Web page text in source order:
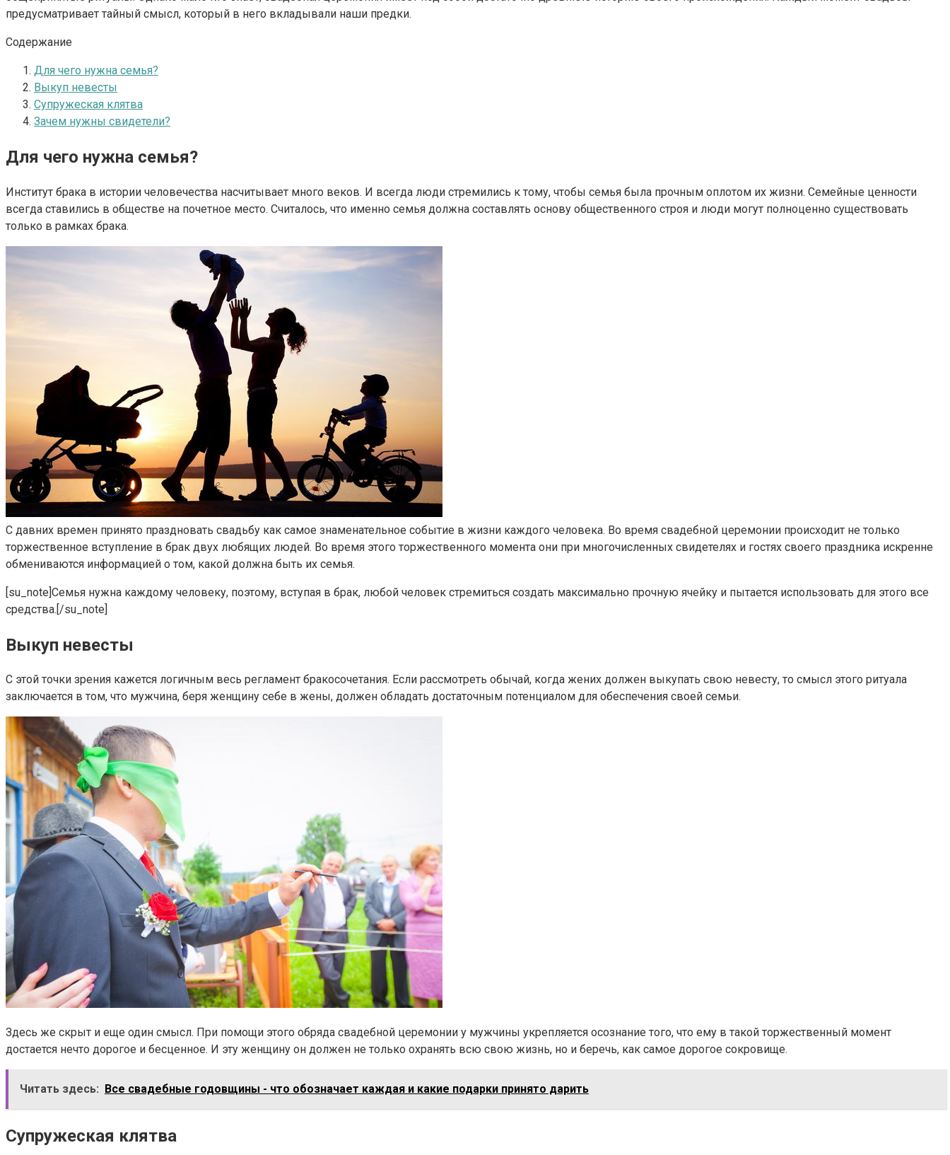
предусматривает тайный смысл, который в него вкладывали наши предки.
Содержание
Для чего нужна семья?
Выкуп невесты
Супружеская клятва
Зачем нужны свидетели?
Для чего нужна семья?
Институт брака в истории человечества насчитывает много веков. И всегда люди стремились к тому, чтобы семья была прочным оплотом их жизни. Семейные ценности
всегда ставились в обществе на почетное место. Считалось, что именно семья должна составлять основу общественного строя и люди могут полноценно существовать
только в рамках брака.
С давних времен принято праздновать свадьбу как самое знаменательное событие в жизни каждого человека. Во время свадебной церемонии происходит не только
торжественное вступление в брак двух любящих людей. Во время этого торжественного момента они при многочисленных свидетелях и гостях своего праздника искренне
обмениваются информацией о том, какой должна быть их семья.
[su_note]Семья нужна каждому человеку, поэтому, вступая в брак, любой человек стремиться создать максимально прочную ячейку и пытается использовать для этого все
средства.[/su_note]
Выкуп невесты
С этой точки зрения кажется логичным весь регламент бракосочетания. Если рассмотреть обычай, когда жених должен выкупать свою невесту, то смысл этого ритуала
заключается в том, что мужчина, беря женщину себе в жены, должен обладать достаточным потенциалом для обеспечения своей семьи.
Здесь же скрыт и еще один смысл. При помощи этого обряда свадебной церемонии у мужчины укрепляется осознание того, что ему в такой торжественный момент
достается нечто дорогое и бесценное. И эту женщину он должен не только охранять всю свою жизнь, но и беречь, как самое дорогое сокровище.
Читать здесь: Все свадебные годовщины - что обозначает каждая и какие подарки принято дарить
Супружеская клятва